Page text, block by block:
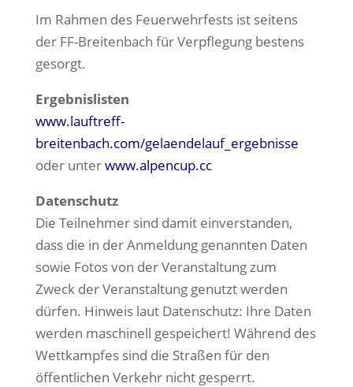
Im Rahmen des Feuerwehrfests ist seitens
der FF-Breitenbach für Verpflegung bestens
gesorgt.
Ergebnislisten
www.lauftreff-
breitenbach.com/gelaendelauf_ergebnisse
oder unterwww.alpencup.cc
Datenschutz
Die Teilnehmer sind damit einverstanden,
dass die in der Anmeldung genannten Daten
sowie Fotos von der Veranstaltung zum
Zweck der Veranstaltung genutzt werden
dürfen. Hinweis laut Datenschutz: Ihre Daten
werden maschinell gespeichert! Während des
Wettkampfes sind die Straßen für den
öffentlichen Verkehr nicht gesperrt.